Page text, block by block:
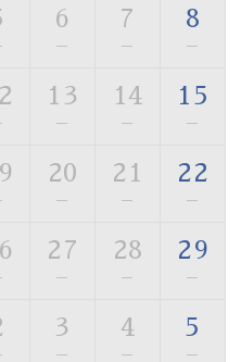
ご用意
クアウト10時
じめとした和定食
泉です。身も心も癒され
6
—
7
—
8
—
13
—
14
—
15
—
20
—
21
—
22
—
27
—
28
—
29
—
3
—
4
—
5
—